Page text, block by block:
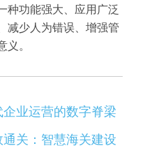
功能强大、应用广泛
减少人为错误、增强管
义。
业运营的数字脊梁
关：智慧海关建设